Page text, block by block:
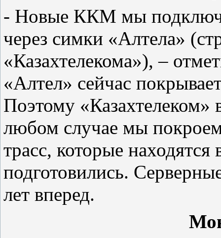
- Новые ККМ мы
через симки «Алтела»
«Казахтелекома»), –
«Алтел» сейчас
Поэтому «Казахтелеком»
любом случае мы
трасс, которые
подготовились.
лет вперед.